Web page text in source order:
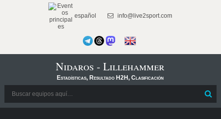
español info@live2sport.com
Nidaros - Lillehammer
Estadísticas, Resultado H2H, Clasificación